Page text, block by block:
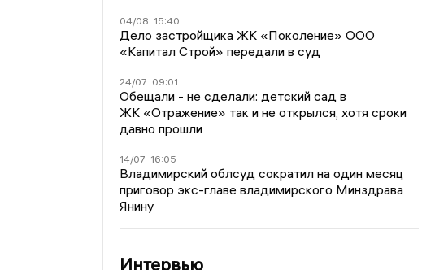
04/08 15:40
Дело застройщика ЖК «Поколение» ООО
«Капитал Строй» передали в суд
24/07 09:01
Обещали - не сделали: детский сад в
ЖК «Отражение» так и не открылся, хотя сроки
давно прошли
14/07 16:05
Владимирский облсуд сократил на один месяц
приговор экс-главе владимирского Минздрава
Янину
Интервью